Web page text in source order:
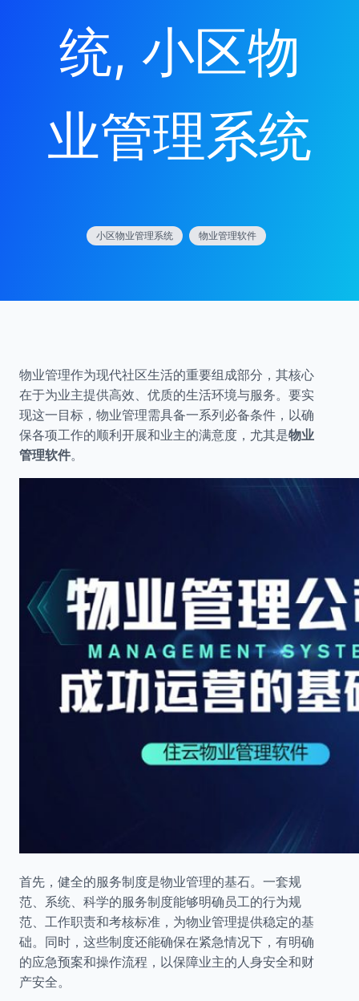
统, 小区物
业管理系统
小区物业管理系统 物业管理软件
物业管理作为现代社区生活的重要组成部分，其核心
在于为业主提供高效、优质的生活环境与服务。要实
现这一目标，物业管理需具备一系列必备条件，以确
保各项工作的顺利开展和业主的满意度，尤其是物业
管理软件。
首先，健全的服务制度是物业管理的基石。一套规
范、系统、科学的服务制度能够明确员工的行为规
范、工作职责和考核标准，为物业管理提供稳定的基
础。同时，这些制度还能确保在紧急情况下，有明确
的应急预案和操作流程，以保障业主的人身安全和财
产安全。